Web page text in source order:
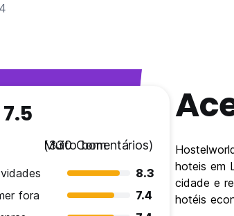
7.5
Muito bom
(330 Comentários)
8.3
fora
7.4
hoteis em
cidade e
hotéis